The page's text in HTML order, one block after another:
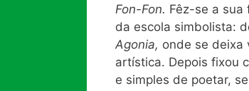
Fon-Fon. Fêz-se a sua
da escola simbolista:
Agonia, onde se deixa
artística. Depois fixou
e simples de poetar,